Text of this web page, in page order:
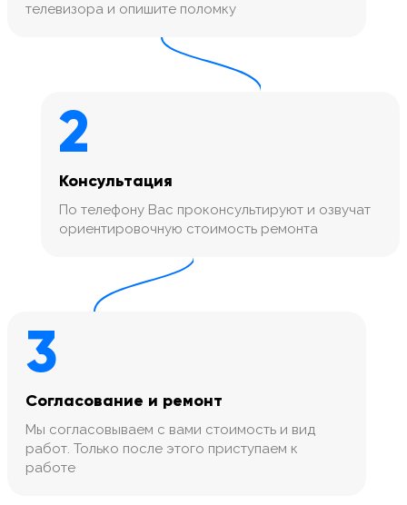
телевизора и опишите поломку
2
Консультация
По телефону Вас проконсультируют и озвучат
ориентировочную стоимость ремонта
3
Согласование и ремонт
Мы согласовываем с вами стоимость и вид
работ. Только после этого приступаем к
работе